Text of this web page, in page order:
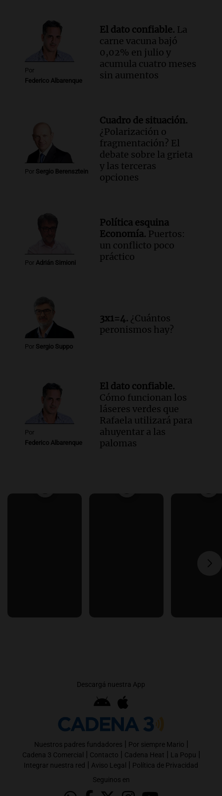
Audio.Riesgo extremo de incendios en
Córdoba a pesar del sol en Carlos Paz
Noticias
Episodios
Por
Federico Albarenque
El dato confiable. La
carne vacuna bajó
0,02% en julio y
acumula cuatro meses
sin aumentos
Por Sergio Berensztein
Cuadro de situación.
¿Polarización o
fragmentación? El
debate sobre la grieta
y las terceras
opciones
Por Adrián Simioni
Política esquina
Economía. Puertos:
un conflicto poco
práctico
Por Sergio Suppo
3x1=4. ¿Cuántos
peronismos hay?
Por
Federico Albarenque
El dato confiable.
Cómo funcionan los
láseres verdes que
Rafaela utilizará para
ahuyentar a las
palomas
Descargá nuestra App
Nuestros padres fundadores | Por siempre Mario |
Cadena 3 Comercial | Contacto | Cadena Heat | La Popu |
Integrar nuestra red | Aviso Legal | Política de Privacidad
Seguinos en